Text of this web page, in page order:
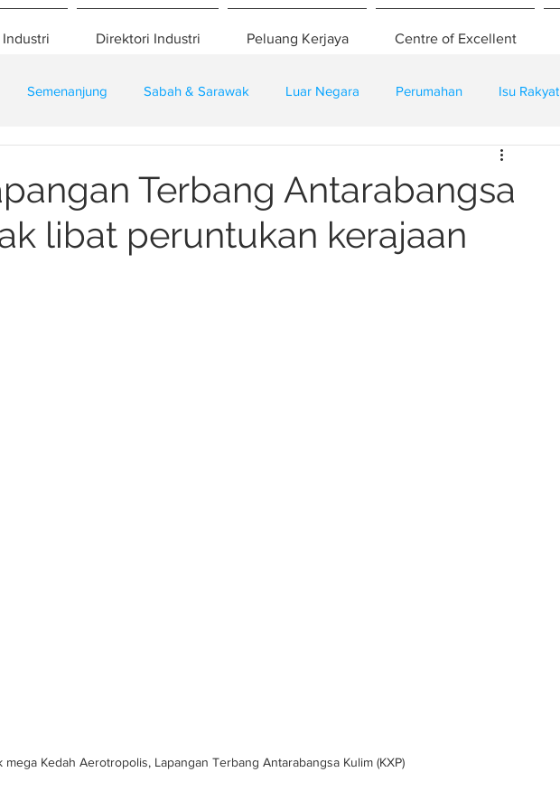
Direktori Industri Peluang Kerjaya Centre of Excellent
Semenanjung Sabah & Sarawak Luar Negara Perumahan Isu Rakyat
Terbang Antarabangsa
libat peruntukan kerajaan
mega Kedah Aerotropolis, Lapangan Terbang Antarabangsa Kulim (KXP)